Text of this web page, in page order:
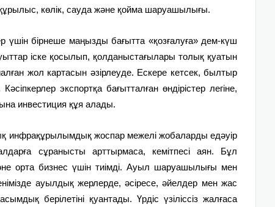
көлік, сауда және қойма шаруашылығы.
үшін бірнеше маңызды бағытта «қозғалуға» дем-күш
іске қосылып, қолданыстағылары толық қуатын
жол картасын әзірлеуде. Ескере кетсек, былтыр
экспортқа бағытталған өндірістер легіне,
инвестиция құя алады.
инфрақұрылымдық жоспар межелі жобаларды едәуір
сұранысты арттырмаса, кемітпесі аян. Бұл
орта бизнес үшін тиімді. Ауыл шаруашылығы мен
ауылдық жерлерде, әсіресе, әйелдер мен жас
берілетіні қуантады. Үрдіс үзіліссіз жалғаса